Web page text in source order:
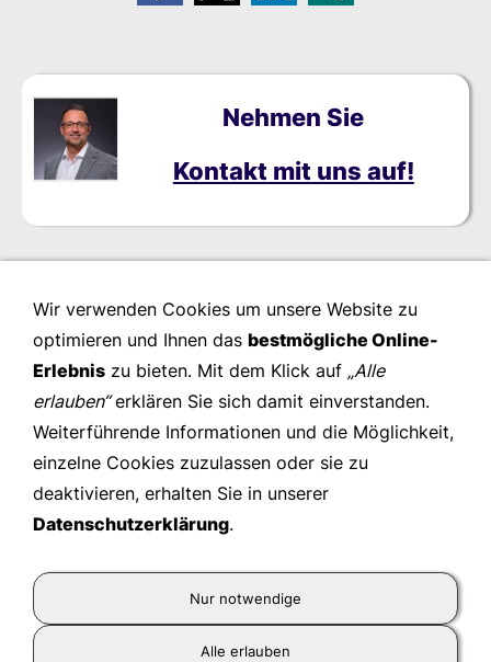
Nehmen Sie
Kontakt mit uns auf!
Wir gestalten zukunftsfähige Organisationen und
unterstützen ihr Personal in Leistung, Entwicklung und
Wir verwenden Cookies um unsere Website zu
optimieren und Ihnen das bestmögliche Online-
Erlebnis zu bieten. Mit dem Klick auf „Alle
erlauben“erklären Sie sich damit einverstanden.
Weiterführende Informationen und die Möglichkeit,
einzelne Cookies zuzulassen oder sie zu
deaktivieren, erhalten Sie in unserer
Datenschutzerklärung.
Nur notwendige
Alle erlauben